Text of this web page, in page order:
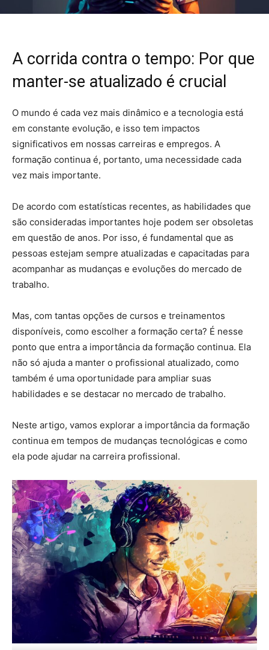
A corrida contra o tempo: Por que
manter-se atualizado é crucial
O mundo é cada vez mais dinâmico e a tecnologia está
em constante evolução, e isso tem impactos
significativos em nossas carreiras e empregos. A
formação continua é, portanto, uma necessidade cada
vez mais importante.
De acordo com estatísticas recentes, as habilidades que
são consideradas importantes hoje podem ser obsoletas
em questão de anos. Por isso, é fundamental que as
pessoas estejam sempre atualizadas e capacitadas para
acompanhar as mudanças e evoluções do mercado de
trabalho.
Mas, com tantas opções de cursos e treinamentos
disponíveis, como escolher a formação certa? É nesse
ponto que entra a importância da formação continua. Ela
não só ajuda a manter o profissional atualizado, como
também é uma oportunidade para ampliar suas
habilidades e se destacar no mercado de trabalho.
Neste artigo, vamos explorar a importância da formação
continua em tempos de mudanças tecnológicas e como
ela pode ajudar na carreira profissional.